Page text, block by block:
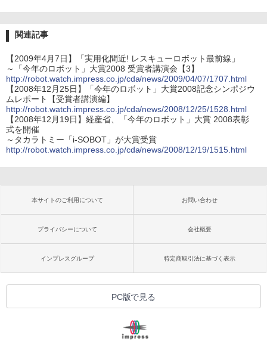
関連記事
【2009年4月7日】「実用化間近! レスキューロボット最前線」
～「今年のロボット」大賞2008 受賞者講演会【3】
http://robot.watch.impress.co.jp/cda/news/2009/04/07/1707.html
【2008年12月25日】「今年のロボット」大賞2008記念シンポジウ
ムレポート【受賞者講演編】
http://robot.watch.impress.co.jp/cda/news/2008/12/25/1528.html
【2008年12月19日】経産省、「今年のロボット」大賞 2008表彰
式を開催
～タカラトミー「i-SOBOT」が大賞受賞
http://robot.watch.impress.co.jp/cda/news/2008/12/19/1515.html
本サイトのご利用について お問い合わせ
プライバシーについて 会社概要
インプレスグループ 特定商取引法に基づく表示
PC版で見る